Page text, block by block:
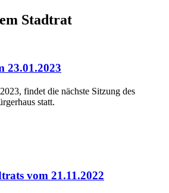
Stadtrat
23.01.2023
findet die nächste Sitzung des
statt.
vom 21.11.2022